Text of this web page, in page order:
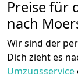
Preise für
nach
Wir sind der
Dich zieht es
Umzugsservice